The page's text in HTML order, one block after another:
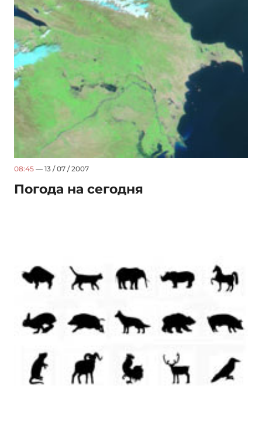
08:45 — 13 / 07 / 2007
Погода на сегодня